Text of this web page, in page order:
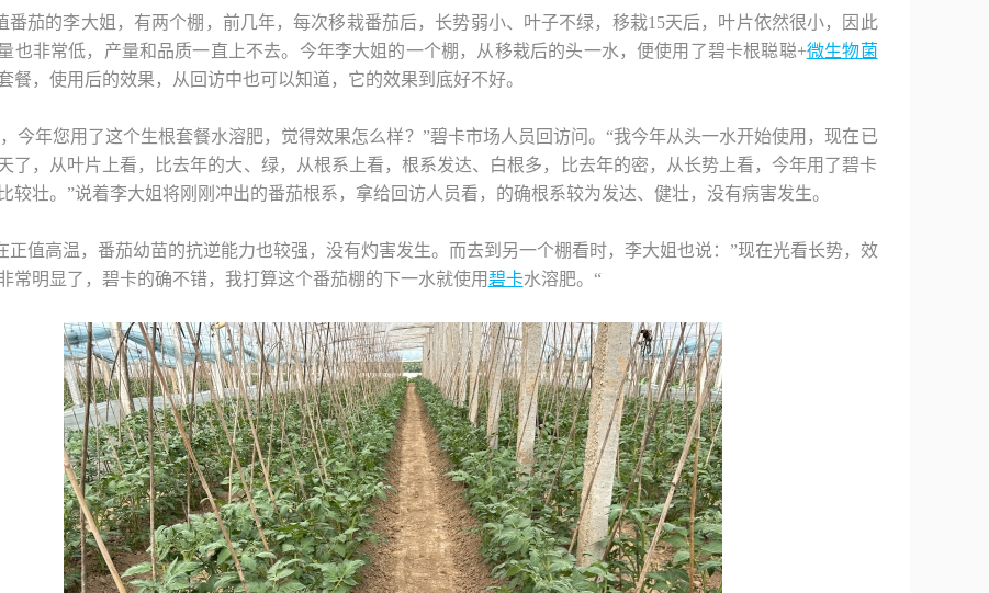
番茄的李大姐，有两个棚，前几年，每次移栽番茄后，长势弱小、叶子不绿，移栽15天后，叶片依然很小，因此
也非常低，产量和品质一直上不去。今年李大姐的一个棚，从移栽后的头一水，便使用了碧卡根聪聪+微生物菌
餐，使用后的效果，从回访中也可以知道，它的效果到底好不好。
今年您用了这个生根套餐水溶肥，觉得效果怎么样？”碧卡市场人员回访问。 “我今年从头一水开始使用，现在已
了，从叶片上看，比去年的大、绿，从根系上看，根系发达、白根多，比去年的密，从长势上看，今年用了碧卡
较壮。 ”说着李大姐将刚刚冲出的番茄根系，拿给回访人员看，的确根系较为发达、健壮，没有病害发生。
正值高温，番茄幼苗的抗逆能力也较强，没有灼害发生。而去到另一个棚看时，李大姐也说：”现在光看长势，效
常明显了，碧卡的确不错，我打算这个番茄棚的下一水就使用碧卡水溶肥。“